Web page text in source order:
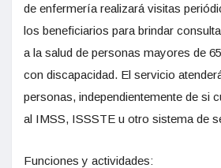
de enfermería realizará visitas
los beneficiarios para brindar
a la salud de personas mayores de
con discapacidad. El servicio
personas, independientemente de si
al IMSS, ISSSTE u otro sistema de
Funciones y actividades: